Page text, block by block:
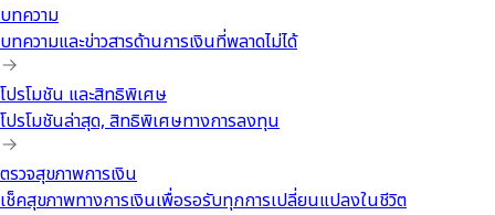
บทความ
บทความและข่าวสารด้านการเงินที่พลาดไม่ได้
โปรโมชัน และสิทธิพิเศษ
โปรโมชันล่าสุด, สิทธิพิเศษทางการลงทุน
ตรวจสุขภาพการเงิน
เช็คสุขภาพทางการเงินเพื่อรอรับทุกการเปลี่ยนแปลงในชีวิต